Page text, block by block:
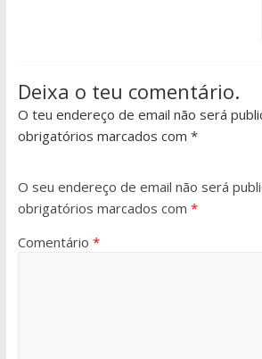
Deixa o teu comentário.
O teu endereço de email não será
obrigatórios marcados com *
O seu endereço de email não será
obrigatórios marcados com *
Comentário *